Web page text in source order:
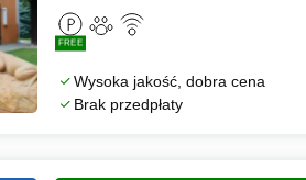
FREE
Wysoka jakość, dobra cena
Brak przedpłaty